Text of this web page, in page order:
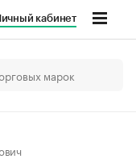
кабинет